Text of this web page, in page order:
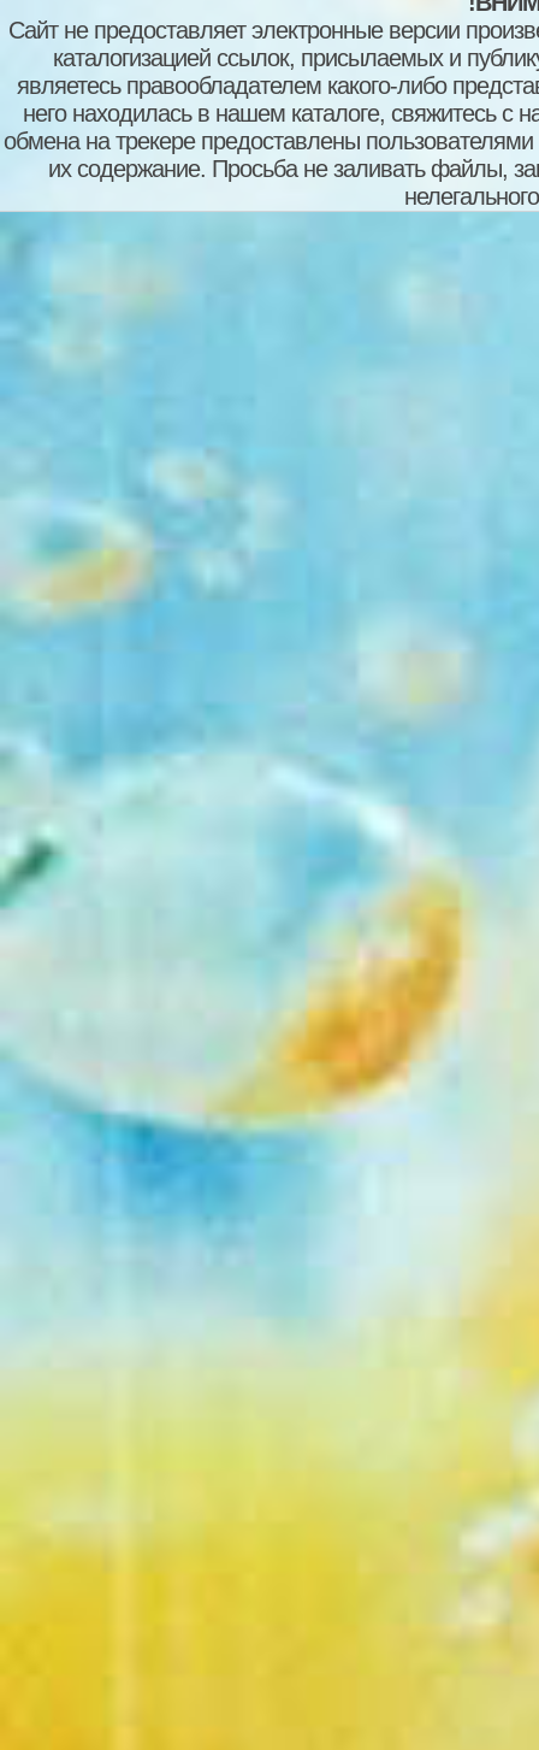
Сайт не предоставляет электронные версии
каталогизацией ссылок, присылаемых и
являетесь правообладателем какого-либо
него находилась в нашем каталоге, свяжитесь
обмена на трекере предоставлены пользователями
их содержание. Просьба не заливать файлы,